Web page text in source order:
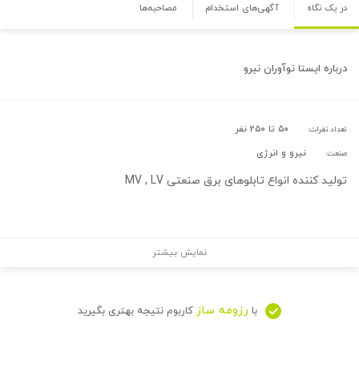
در یک نگاه آگهی‌های استخدام مصاحبه‌ها
درباره ایستا نوآوران نیرو
تعداد نفرات: ۵۰ تا ۲۵۰ نفر
صنعت: نیرو و انرژی
تولید کننده انواع تابلوهای برق صنعتی MV , LV
نمایش بیشتر
با رزومه ساز کاربوم نتیجه بهتری بگیرید